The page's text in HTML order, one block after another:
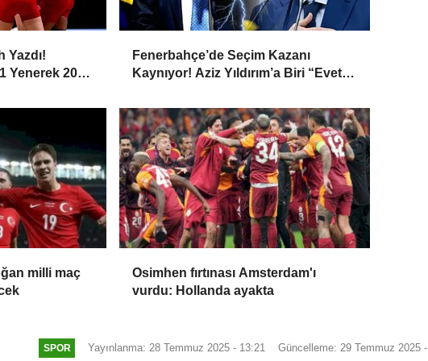
Yazdı!
Yenerek 2026
Fenerbahçe’de Seçim Kazanı
Kaynıyor! Aziz Yıldırım’a Biri “Evet”
milli maç
Osimhen fırtınası Amsterdam'ı
vurdu: Hollanda ayakta
SPOR Yayınlanma: 28 Temmuz 2025 - 13:21 Güncelleme: 29 Temmuz 2025